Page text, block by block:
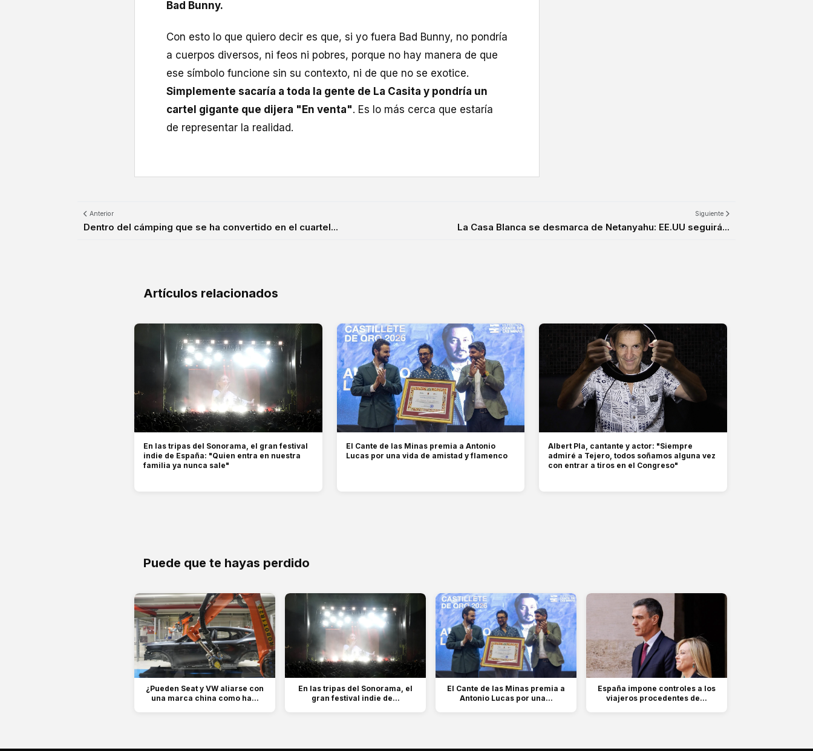
Bad Bunny.
Con esto lo que quiero decir es que, si yo fuera Bad Bunny, no pondría
a cuerpos diversos, ni feos ni pobres, porque no hay manera de que
ese símbolo funcione sin su contexto, ni de que no se exotice.
Simplemente sacaría a toda la gente de La Casita y pondría un
cartel gigante que dijera "En venta". Es lo más cerca que estaría
de representar la realidad.
Anterior
Dentro del cámping que se ha convertido en el cuartel...
Siguiente
La Casa Blanca se desmarca de Netanyahu: EE.UU seguirá...
Artículos relacionados
En las tripas del Sonorama, el gran festival
indie de España: "Quien entra en nuestra
familia ya nunca sale"
El Cante de las Minas premia a Antonio
Lucas por una vida de amistad y flamenco
Albert Pla, cantante y actor: "Siempre
admiré a Tejero, todos soñamos alguna vez
con entrar a tiros en el Congreso"
Puede que te hayas perdido
¿Pueden Seat y VW aliarse con
una marca china como ha...
En las tripas del Sonorama, el
gran festival indie de...
El Cante de las Minas premia a
Antonio Lucas por una...
España impone controles a los
viajeros procedentes de...